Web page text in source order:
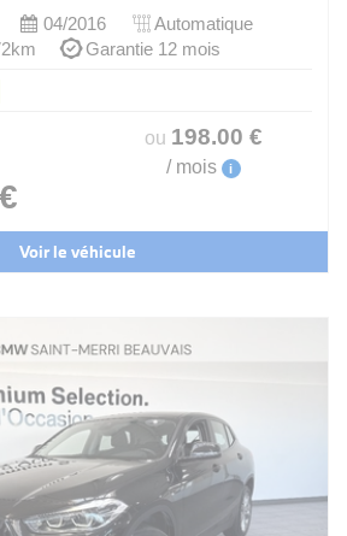
04/2016
Automatique
Garantie 12 mois
ou 198.00 €
/ mois i
Voir le véhicule